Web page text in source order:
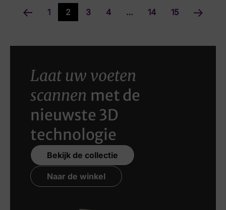
1 2 3 4 … 14 15
Laat uw voeten
scannen met de
nieuwste 3D
technologie
Bekijk de collectie
Naar de winkel